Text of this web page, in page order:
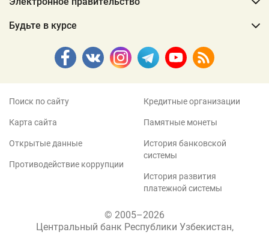
Будьте в курсе
Поиск по сайту
Карта сайта
Открытые данные
Противодействие коррупции
Кредитные организации
Памятные монеты
История банковской
системы
История развития
платежной системы
© 2005–2026
Центральный банк Республики Узбекистан,